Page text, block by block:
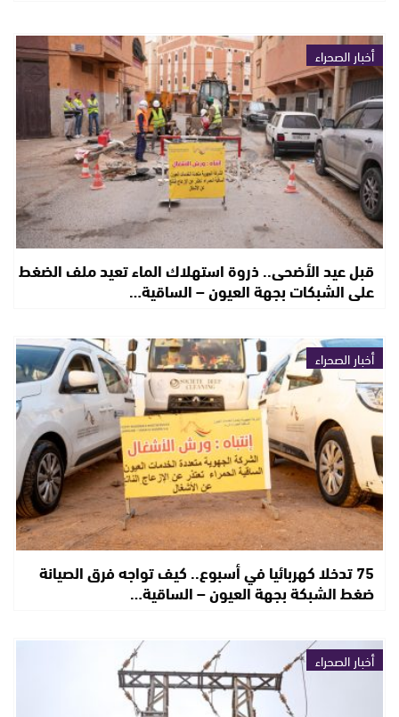
أخبار الصحراء
قبل عيد الأضحى.. ذروة استهلاك الماء تعيد ملف الضغط
على الشبكات بجهة العيون – الساقية…
أخبار الصحراء
75 تدخلا كهربائيا في أسبوع.. كيف تواجه فرق الصيانة
ضغط الشبكة بجهة العيون – الساقية…
أخبار الصحراء